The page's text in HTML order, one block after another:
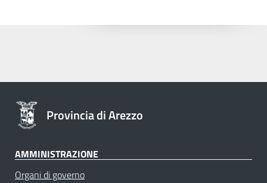
Provincia di Arezzo
AMMINISTRAZIONE
Organi di governo